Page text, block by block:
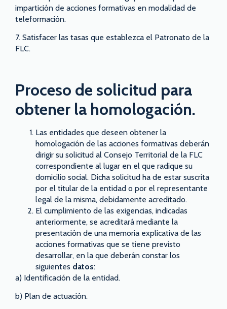
impartición de acciones formativas en modalidad de
teleformación.
7. Satisfacer las tasas que establezca el Patronato de la
FLC.
Proceso de solicitud para
obtener la homologación.
Las entidades que deseen obtener la
homologación de las acciones formativas deberán
dirigir su solicitud al Consejo Territorial de la FLC
correspondiente al lugar en el que radique su
domicilio social. Dicha solicitud ha de estar suscrita
por el titular de la entidad o por el representante
legal de la misma, debidamente acreditado.
El cumplimiento de las exigencias, indicadas
anteriormente, se acreditará mediante la
presentación de una memoria explicativa de las
acciones formativas que se tiene previsto
desarrollar, en la que deberán constar los
siguientes datos:
a) Identificación de la entidad.
b) Plan de actuación.